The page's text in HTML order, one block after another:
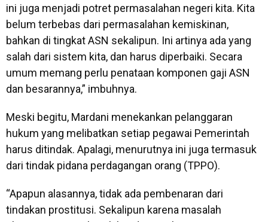
ini juga menjadi potret permasalahan negeri kita. Kita
belum terbebas dari permasalahan kemiskinan,
bahkan di tingkat ASN sekalipun. Ini artinya ada yang
salah dari sistem kita, dan harus diperbaiki. Secara
umum memang perlu penataan komponen gaji ASN
dan besarannya,” imbuhnya.
Meski begitu, Mardani menekankan pelanggaran
hukum yang melibatkan setiap pegawai Pemerintah
harus ditindak. Apalagi, menurutnya ini juga termasuk
dari tindak pidana perdagangan orang (TPPO).
“Apapun alasannya, tidak ada pembenaran dari
tindakan prostitusi. Sekalipun karena masalah